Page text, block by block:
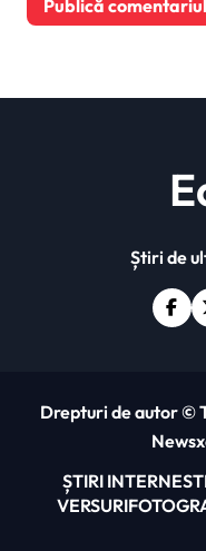
Știri de
Drepturi de autor ©
ȘTIRI INTERNE
VERSURI